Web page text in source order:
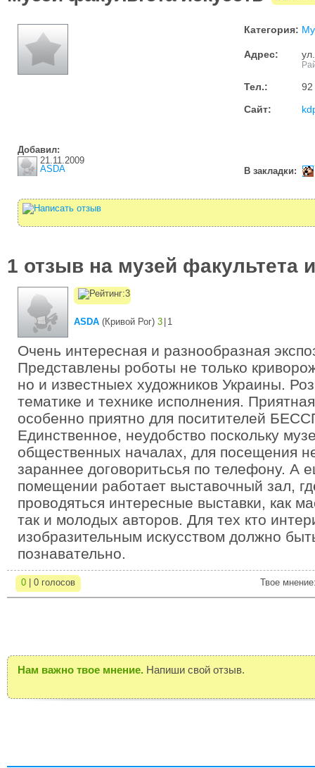
Категория:
Адрес:
Тел.:
92
Сайт:
Добавил:
21.11.2009
ASDA
В закладки:
1 отзыв на музей факультета
ASDA (Кривой Рог) 3 1
Очень интересная и разнообразная
Представлены роботы не только
но и известныех художников Украины.
тематике и технике исполнения.
особенно приятно для поситителей
Единственное, неудобство поскольку
общественных началах, для посещения
зараннее договоритьсья по телефону. А
помещении работает выставочный зал,
проводяться интересные выставки, как
так и молодых авторов. Для тех кто
изобразительным искусством должно
познавательно.
0 | 0 голосов Твое
Нам важно твое мнение. Напиши свой отзыв.